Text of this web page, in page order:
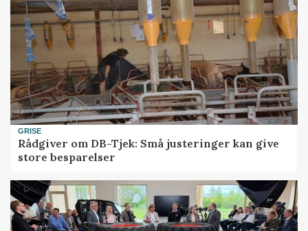
GRISE
Rådgiver om DB-Tjek: Små justeringer kan give
store besparelser